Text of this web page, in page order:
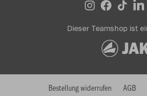
Dieser Teamshop ist
Bestellung widerrufen AGB